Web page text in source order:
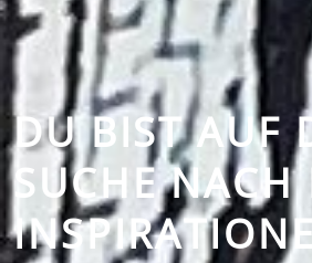
DU BIST AUF
SUCHE NACH